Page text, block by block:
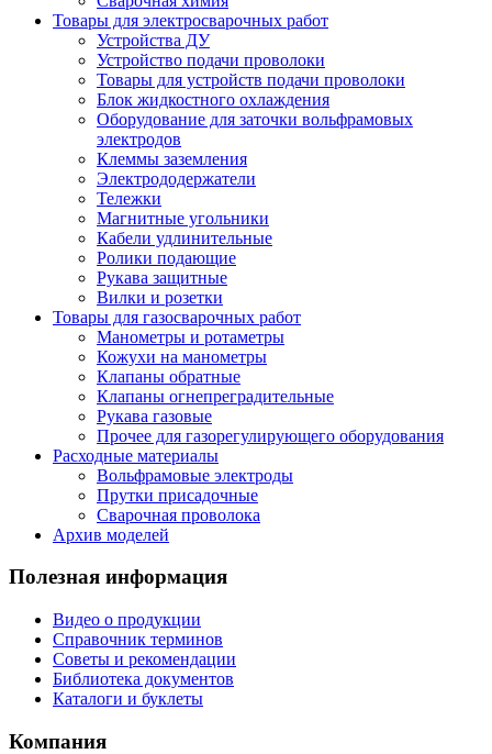
Товары для электросварочных работ
Устройства ДУ
Устройство подачи проволоки
Товары для устройств подачи проволоки
Блок жидкостного охлаждения
Оборудование для заточки вольфрамовых
электродов
Клеммы заземления
Электрододержатели
Тележки
Магнитные угольники
Кабели удлинительные
Ролики подающие
Рукава защитные
Вилки и розетки
Товары для газосварочных работ
Манометры и ротаметры
Кожухи на манометры
Клапаны обратные
Клапаны огнепреградительные
Рукава газовые
Прочее для газорегулирующего оборудования
Расходные материалы
Вольфрамовые электроды
Прутки присадочные
Сварочная проволока
Архив моделей
Полезная информация
Видео о продукции
Справочник терминов
Советы и рекомендации
Библиотека документов
Каталоги и буклеты
Компания